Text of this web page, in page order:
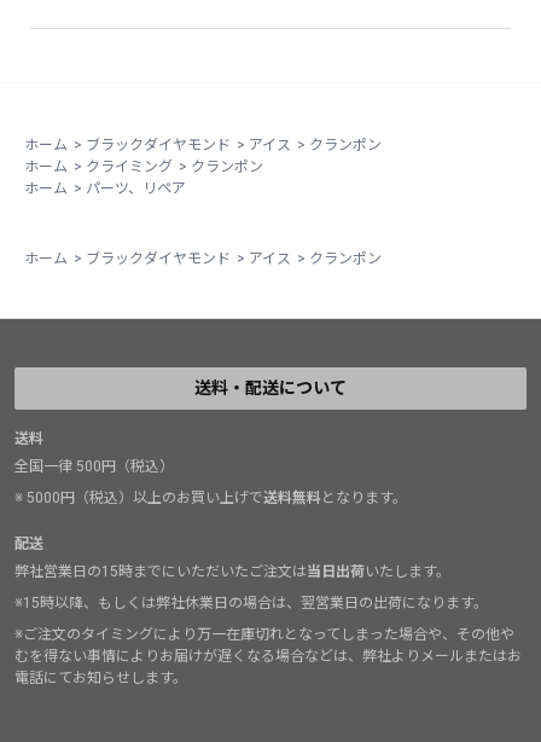
ホーム > ブラックダイヤモンド > アイス > クランポン
ホーム > クライミング > クランポン
ホーム > パーツ、リペア
ホーム > ブラックダイヤモンド > アイス > クランポン
送料・配送について
送料
全国一律 500円（税込）
※ 5000円（税込）以上のお買い上げで送料無料となります。
配送
弊社営業日の15時までにいただいたご注文は当日出荷いたします。
※15時以降、もしくは弊社休業日の場合は、翌営業日の出荷になります。
※ご注文のタイミングにより万一在庫切れとなってしまった場合や、その他や
むを得ない事情によりお届けが遅くなる場合などは、弊社よりメールまたはお
電話にてお知らせします。